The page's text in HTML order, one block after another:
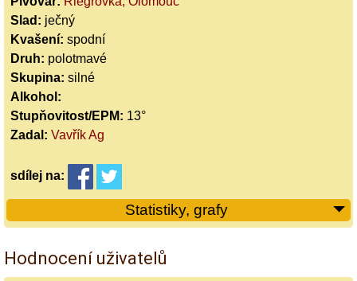
Slad: ječný
Kvašení: spodní
Druh: polotmavé
Skupina: silné
Alkohol:
Stupňovitost/EPM: 13°
Zadal: Vavřík Ag
sdílej na:
Statistiky, grafy
Hodnocení uživatelů